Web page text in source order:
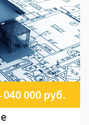
040 000 руб.